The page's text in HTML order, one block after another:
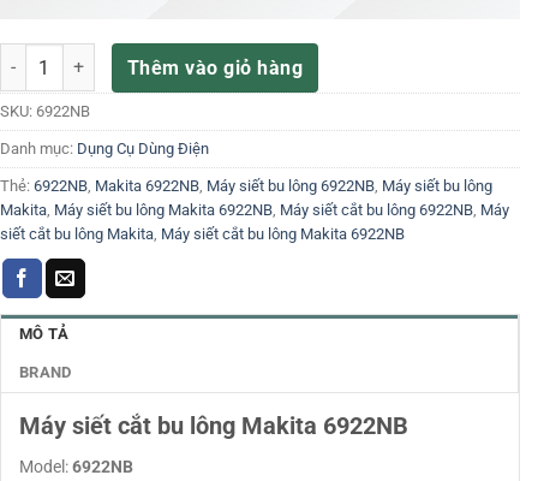
Máy siết cắt bu lông Makita 6922NB số lượng
Thêm vào giỏ hàng
SKU: 6922NB
Danh mục: Dụng Cụ Dùng Điện
Thẻ: 6922NB, Makita 6922NB, Máy siết bu lông 6922NB, Máy siết bu lông
Makita, Máy siết bu lông Makita 6922NB, Máy siết cắt bu lông 6922NB, Máy
siết cắt bu lông Makita, Máy siết cắt bu lông Makita 6922NB
MÔ TẢ
BRAND
Máy siết cắt bu lông Makita 6922NB
Model:6922NB